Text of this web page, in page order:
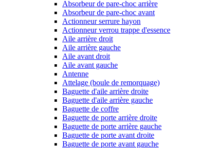
Absorbeur de pare-choc arrière
Absorbeur de pare-choc avant
Actionneur serrure hayon
Actionneur verrou trappe d'essence
Aile arrière droit
Aile arrière gauche
Aile avant droit
Aile avant gauche
Antenne
Attelage (boule de remorquage)
Baguette d'aile arrière droite
Baguette d'aile arrière gauche
Baguette de coffre
Baguette de porte arrière droite
Baguette de porte arrière gauche
Baguette de porte avant droite
Baguette de porte avant gauche